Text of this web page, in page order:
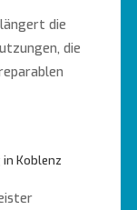
die
die
Koblenz